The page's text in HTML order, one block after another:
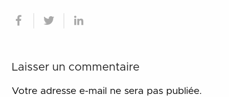
Laisser un commentaire
Votre adresse e-mail ne sera pas publiée.